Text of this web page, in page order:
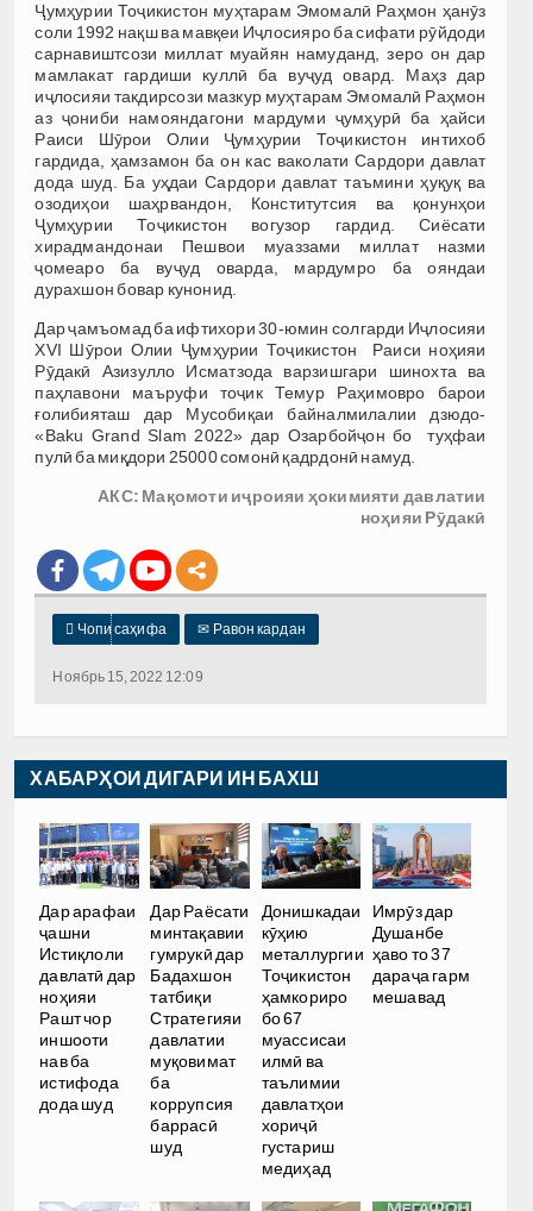
Ҷумҳурии Тоҷикистон муҳтарам Эмомалӣ Раҳмон ҳанӯз
соли 1992 нақш ва мавқеи Иҷлосияро ба сифати рӯйдоди
сарнавиштсози миллат муайян намуданд, зеро он дар
мамлакат гардиши куллӣ ба вуҷуд овард. Маҳз дар
иҷлосияи такдирсози мазкур муҳтарам Эмомалӣ Раҳмон
аз ҷониби намояндагони мардуми ҷумҳурӣ ба ҳайси
Раиси Шӯрои Олии Ҷумҳурии Тоҷикистон интихоб
гардида, ҳамзамон ба он кас ваколати Сардори давлат
дода шуд. Ба уҳдаи Сардори давлат таъмини ҳуқуқ ва
озодиҳои шаҳрвандон, Конститутсия ва қонунҳои
Ҷумҳурии Тоҷикистон вогузор гардид. Сиёсати
хирадмандонаи Пешвои муаззами миллат назми
ҷомеаро ба вуҷуд оварда, мардумро ба ояндаи
дурахшон бовар кунонид.
Дар ҷамъомад ба ифтихори 30-юмин солгарди Иҷлосияи
XVI Шӯрои Олии Ҷумҳурии Тоҷикистон Раиси ноҳияи
Рӯдакӣ Азизулло Исматзода варзишгари шинохта ва
паҳлавони маъруфи тоҷик Темур Раҳимовро барои
ғолибияташ дар Мусобиқаи байналмилалии дзюдо-
«Baku Grand Slam 2022» дар Озарбойҷон бо туҳфаи
пулӣ ба миқдори 25000 сомонӣ қадрдонӣ намуд.
АКС: Мақомоти иҷроияи ҳокимияти давлатии
ноҳияи Рӯдакӣ
 Чопи саҳифа ✉ Равон кардан
Ноябрь 15, 2022 12:09
ХАБАРҲОИ ДИГАРИ ИН БАХШ
Дар арафаи
ҷашни
Истиқлоли
давлатӣ дар
ноҳияи
Рашт чор
иншооти
нав ба
истифода
дода шуд
Дар Раёсати
минтақавии
гумрукӣ дар
Бадахшон
татбиқи
Стратегияи
давлатии
муқовимат
ба
коррупсия
баррасӣ
шуд
Донишкадаи
кӯҳию
металлургии
Тоҷикистон
ҳамкориро
бо 67
муассисаи
илмӣ ва
таълимии
давлатҳои
хориҷӣ
густариш
медиҳад
Имрӯз дар
Душанбе
ҳаво то 37
дараҷа гарм
мешавад